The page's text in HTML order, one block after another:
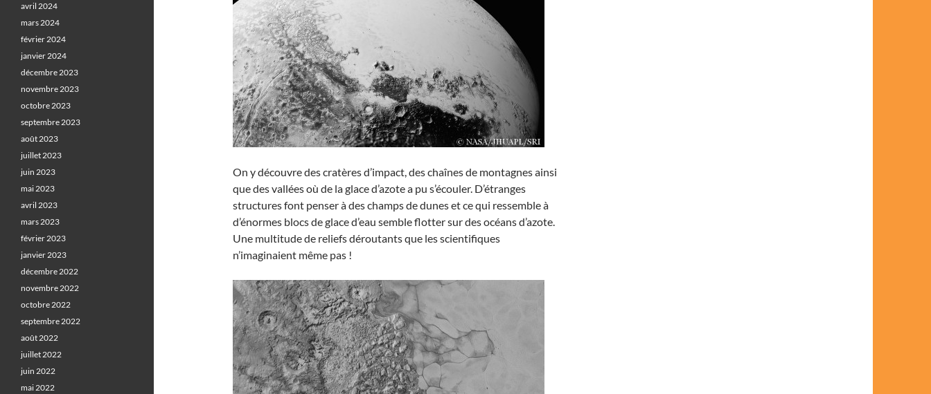
On y découvre des cratères d’impact, des chaînes de montagnes ainsi
que des vallées où de la glace d’azote a pu s’écouler. D’étranges
structures font penser à des champs de dunes et ce qui ressemble à
d’énormes blocs de glace d’eau semble flotter sur des océans d’azote.
Une multitude de reliefs déroutants que les scientifiques
n’imaginaient même pas !
avril 2024
mars 2024
février 2024
janvier 2024
décembre 2023
novembre 2023
octobre 2023
septembre 2023
août 2023
juillet 2023
juin 2023
mai 2023
avril 2023
mars 2023
février 2023
janvier 2023
décembre 2022
novembre 2022
octobre 2022
septembre 2022
août 2022
juillet 2022
juin 2022
mai 2022